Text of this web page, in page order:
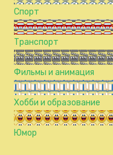
Спорт
Транспорт
Фильмы и анимация
Хобби и образование
Юмор